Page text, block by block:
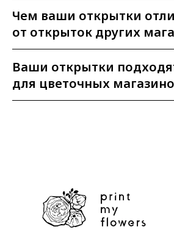
Чем ваши открытки
от открыток других
Ваши открытки
для цветочных